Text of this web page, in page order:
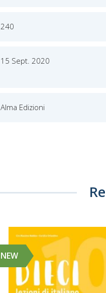
240
15 Sept. 2020
Alma Edizioni
NEW